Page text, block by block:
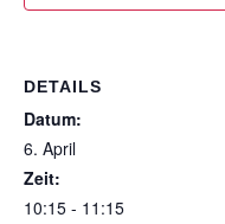
DETAILS
Datum:
6. April
Zeit:
10:15 - 11:15